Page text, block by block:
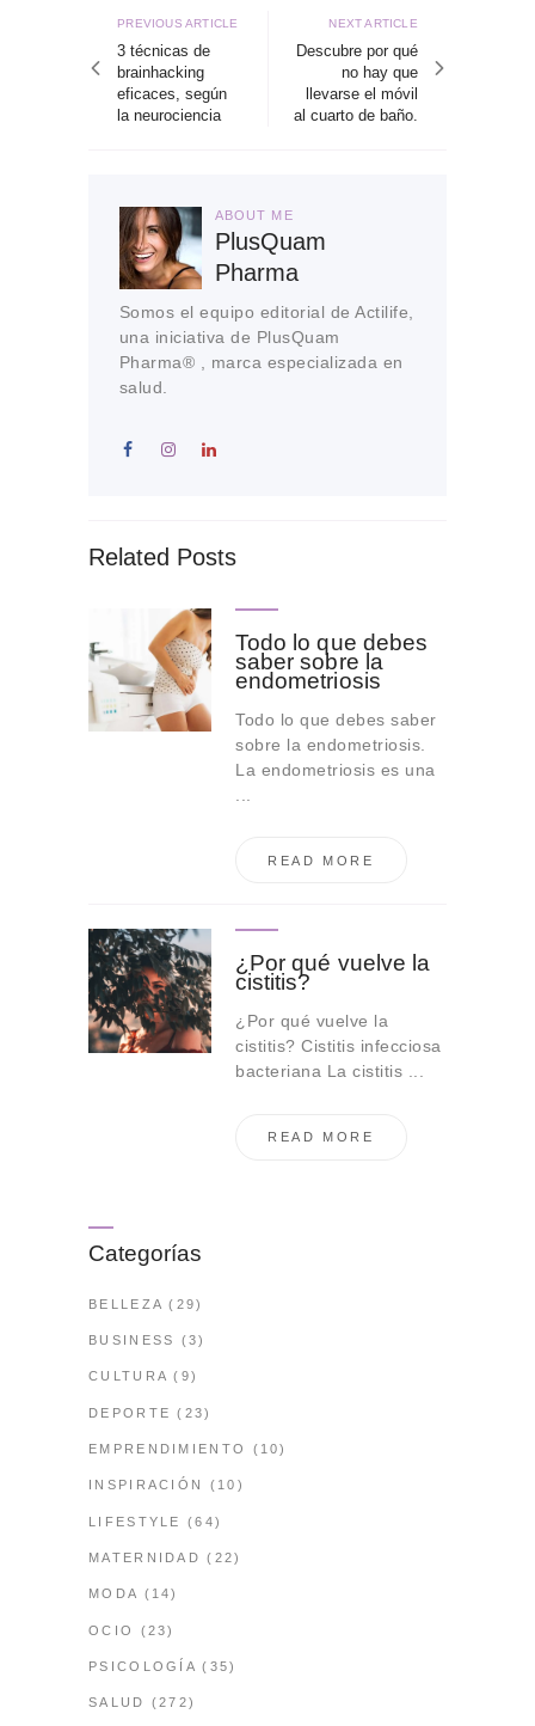
de
entradas
Previous
article
PREVIOUS ARTICLE
3 técnicas de
brainhacking
eficaces, según
la neurociencia
Next
article
NEXT ARTICLE
Descubre por qué
no hay que
llevarse el móvil
al cuarto de baño.
ABOUT ME
PlusQuam
Pharma
Somos el equipo editorial de Actilife,
una iniciativa de PlusQuam
Pharma® , marca especializada en
salud.
Related Posts
Todo lo que debes
saber sobre la
endometriosis
Todo lo que debes saber
sobre la endometriosis.
La endometriosis es una
READ MORE
¿Por qué vuelve la
cistitis?
¿Por qué vuelve la
cistitis? Cistitis infecciosa
bacteriana La cistitis ...
READ MORE
Categorías
BELLEZA (29)
BUSINESS (3)
CULTURA (9)
DEPORTE (23)
EMPRENDIMIENTO (10)
INSPIRACIÓN (10)
LIFESTYLE (64)
MATERNIDAD (22)
MODA (14)
OCIO (23)
PSICOLOGÍA (35)
SALUD (272)